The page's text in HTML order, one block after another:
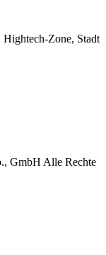
Zone, Stadt
GmbH Alle Rechte